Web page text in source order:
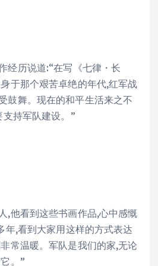
经历说道:“在写《七律・长
于那个艰苦卓绝的年代,红军战
鼓舞。现在的和平生活来之不
持军队建设。”
,他看到这些书画作品,心中感慨
年,看到大家用这样的方式表达
常温暖。军队是我们的家,无论
。”